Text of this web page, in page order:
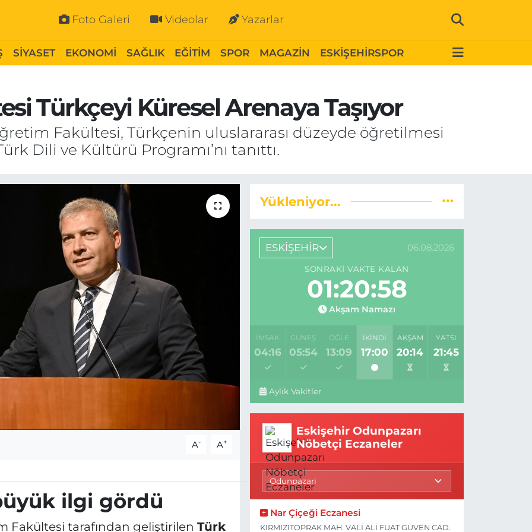
Foto Galeri Videolar Yazarlar
SİYASET EKONOMİ SAĞLIK EĞİTİM SPOR MAGAZİN ESKİŞEHİRSPOR
Türkçeyi Küresel Arenaya Taşıyor
Fakültesi, Türkçenin uluslararası düzeyde öğretilmesi
Dili ve Kültürü Programı’nı tanıttı.
A- A+
ilgi gördü
Fakültesi tarafından geliştirilen Türk
Yükleniyor...
ESKİŞEHİR 06.08.2026
SONRAKI VAKTE KALAN
01:20:57
Akşam Namazı
İMSAK
04:16
GÜNEŞ
05:54
ÖĞLE
13:09
İKINDI
17:00
AKŞAM
20:14
YATSI
21:45
Aylık Vakitler
Eskişehir Odunpazarı
Nöbetçi Eczaneler
Nar Çiçeği Eczanesi
KIRMIZITOPRAK MAH. VALİ ALİ FUAT GÜVEN CAD.